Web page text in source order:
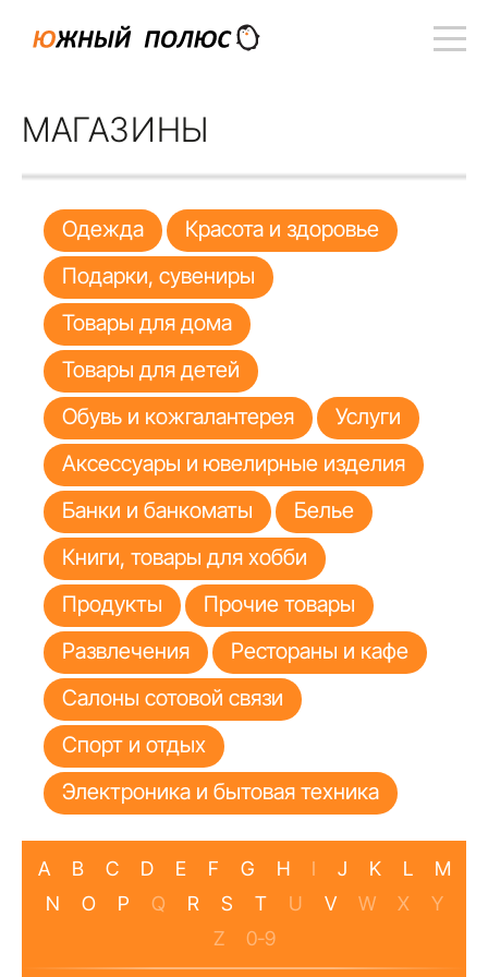
МАГАЗИНЫ
Одежда
Красота и здоровье
Подарки, сувениры
Товары для дома
Товары для детей
Обувь и кожгалантерея
Услуги
Аксессуары и ювелирные изделия
Банки и банкоматы
Белье
Книги, товары для хобби
Продукты
Прочие товары
Развлечения
Рестораны и кафе
Салоны сотовой связи
Спорт и отдых
Электроника и бытовая техника
A B C D E F G H I J K L
M
N
O P Q R S T U V W X
Y
Z
0-9